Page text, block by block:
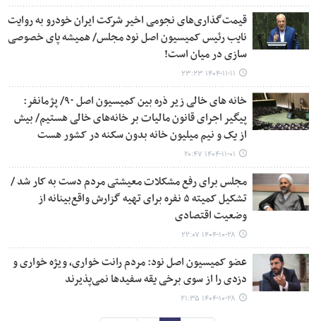
قیمت‌گذاری‌های نجومی اخیر شرکت ایران خودرو به روایت
نایب رئیس کمیسیون اصل نود مجلس/ همیشه پای خصوصی
سازی در میان است!
۱۴۰۴-۱۱-۱۱ ۲۳:۲۳
خانه های خالی زیر ذره بین کمیسیون اصل ۹۰/ پژمانفر:
پیگیر اجرای قانون مالیات بر خانه‌های خالی هستیم/ بیش
از یک و نیم میلیون خانه بدون سکنه در کشور هست
۱۴۰۴-۱۱-۰۱ ۲۰:۴۷
مجلس برای رفع مشکلات معیشتی مردم دست به کار شد /
تشکیل کمیته ۵ نفره برای تهیه گزارش واقع‌بینانه از
وضعیت اقتصادی
۱۴۰۴-۱۰-۲۸ ۲۲:۰۷
عضو کمیسیون اصل نود: مردم رانت خواری، ویژه خواری و
دزدی را از سوی برخی یقه سفیدها نمی‌پذیرند
۱۴۰۴-۱۰-۲۸ ۲۱:۳۵